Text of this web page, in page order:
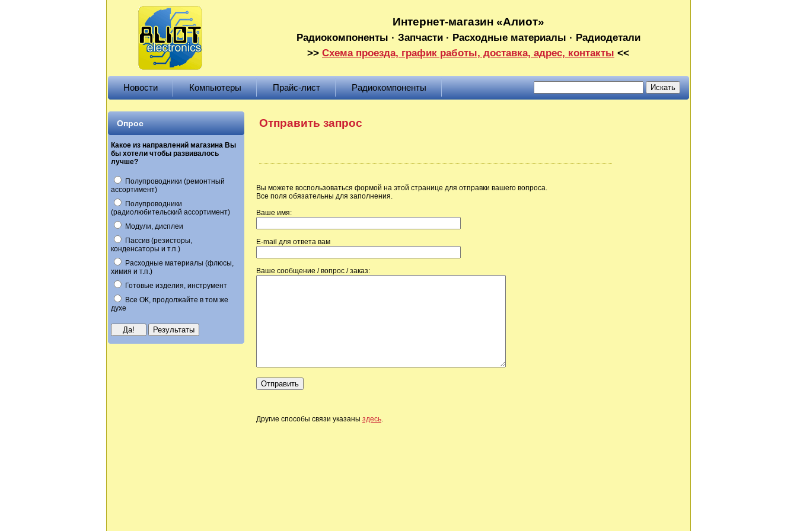
Интернет-магазин «Алиот»
Радиокомпоненты · Запчасти · Расходные материалы · Радиодетали
>> Схема проезда, график работы, доставка, адрес, контакты <<
Новости Компьютеры Прайс-лист Радиокомпоненты
Опрос
Какое из направлений магазина Вы
бы хотели чтобы развивалось
лучше?
Полупроводники (ремонтный
ассортимент)
Полупроводники
(радиолюбительский ассортимент)
Модули, дисплеи
Пассив (резисторы,
конденсаторы и т.п.)
Расходные материалы (флюсы,
химия и т.п.)
Готовые изделия, инструмент
Все ОК, продолжайте в том же
духе
Отправить запрос
Вы можете воспользоваться формой на этой странице для отправки вашего вопроса.
Все поля обязательны для заполнения.
Ваше имя:
E-mail для ответа вам
Ваше сообщение / вопрос / заказ:
Другие способы связи указаны здесь.